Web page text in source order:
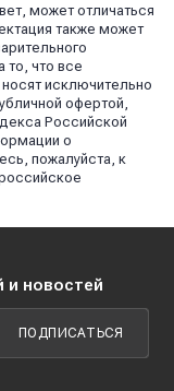
может отличаться
также может
что все
исключительно
офертой,
Российской
о
пожалуйста, к
и новостей
ПОДПИСАТЬСЯ